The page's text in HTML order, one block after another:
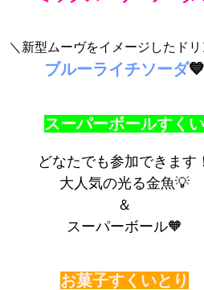
＼新型ムーヴをイメージしたド
ブルーライチソーダ💙
スーパーボールすくい
どなたでも参加できます
大人気の光る金魚💡
＆
スーパーボール🧡
お菓子すくいとり